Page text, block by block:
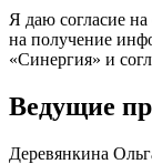
Я даю согласие
на получение
«Синергия» и
Ведущие
Деревянкина